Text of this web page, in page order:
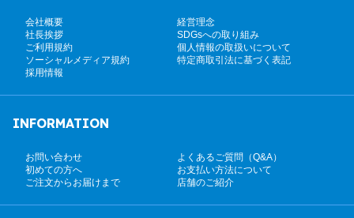
会社概要
経営理念
社長挨拶
SDGsへの取り組み
ご利用規約
個人情報の取扱いについて
ソーシャルメディア規約
特定商取引法に基づく表記
採用情報
INFORMATION
お問い合わせ
よくあるご質問（Q&A）
初めての方へ
お支払い方法について
ご注文からお届けまで
店舗のご紹介